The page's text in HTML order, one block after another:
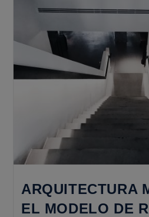
ARQUITECTURA
EL MODELO DE